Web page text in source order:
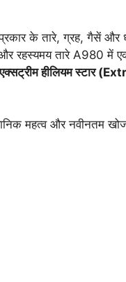
के तारे, ग्रह, गैसें
रहस्यमय तारे A980 में
एक्सट्रीम हीलियम स्टार
महत्व और नवीनतम